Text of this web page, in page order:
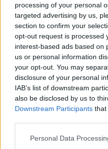
processing of your personal
targeted advertising by us,
section to confirm your
opt-out request is processed
interest-based ads based on
us or personal information
your opt-out. You may
disclosure of your personal
IAB’s list of downstream
also be disclosed by us to
Downstream Participants that
Personal Data
Η σειρά
κριτικές από
P.KYPRAIOS
Επίσημα
Samsung
ByΓΙΏΡΓΟΣ ΓΡΊΒΑΣ
By ΓΙΏΡΓΟΣ ΓΡΊΒΑΣ